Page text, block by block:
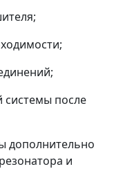
системы после
дополнительно
и